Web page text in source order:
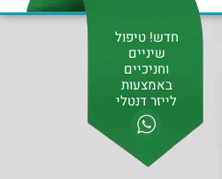
חדש! טיפול
שיניים
וחניכיים
באמצעות
לייזר דנטלי